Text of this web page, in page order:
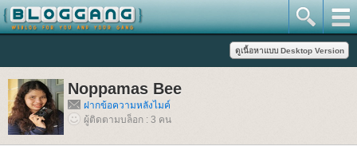
Noppamas Bee
ฝากข้อความหลังไมค์
ผู้ติดตามบล็อก : 3 คน